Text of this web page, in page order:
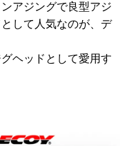
アジングで良型アジ
して人気なのが、デ
ヘッドとして愛用す